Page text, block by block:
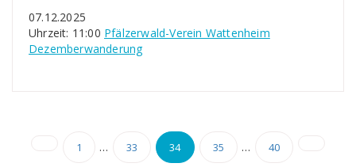
07.12.2025
Uhrzeit: 11:00 Pfälzerwald-Verein Wattenheim
Dezemberwanderung
Seitennummerierung
1 … 33 34 35 … 40